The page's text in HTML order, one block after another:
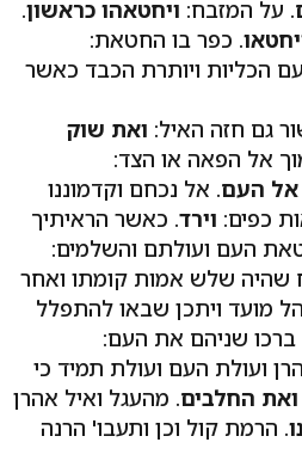
. על המזבח: ויחטאהו כראשון.
. כפר בו החטאת:
הכליות ויותרת הכבד כאשר
גם חזה האיל: ואת שוק
אל הפאה או הצד:
אל העם. אל נכחם וקדמוננו
כפים: וירד. כאשר הראיתיך
העם ועולתם והשלמים:
שהיה שלש אמות קומתו ואחר
מועד ויתכן שבאו להתפלל
שניהם את העם:
ועולת העם ועולת תמיד כי
ואת החלבים. מהעגל ואיל אהרן
. הרמת קול וכן ותעבו' הרנה